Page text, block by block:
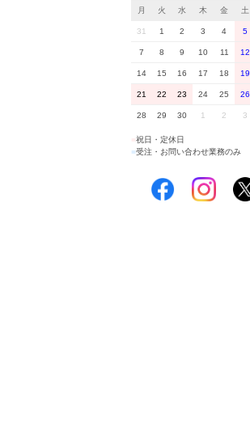
月 火 水 木 金 土
31 1 2 3 4 5
7 8 9 10 11 12
14 15 16 17 18 19
21 22 23 24 25 26
28 29 30 1 2 3
祝日・定休日
■受注・お問い合わせ業務のみ